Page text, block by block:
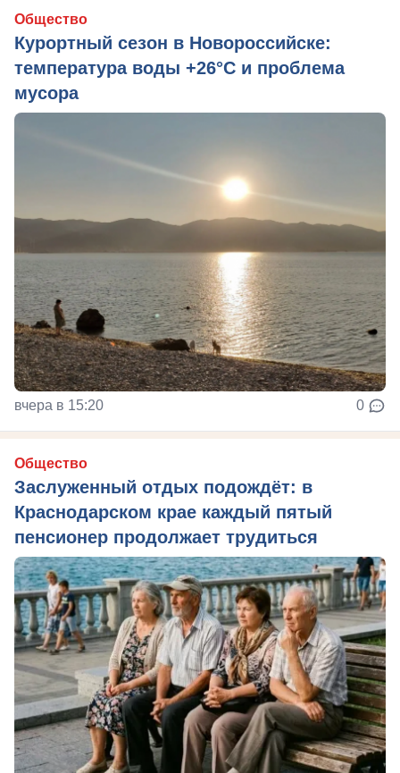
Общество
Курортный сезон в Новороссийске:
температура воды +26°C и проблема
мусора
вчера в 15:20 0
Общество
Заслуженный отдых подождёт: в
Краснодарском крае каждый пятый
пенсионер продолжает трудиться